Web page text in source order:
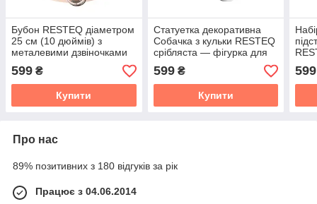
Бубон RESTEQ діаметром
25 см (10 дюймів) з
металевими дзвіночками
— ударний музичний
інструмент для музикантів,
оркестру, ансамблю
599 ₴
Купити
Статуетка декоративна
Собачка з кульки RESTEQ
срібляста — фігурка для
інтер'єру Balloon Dog у
стилі Джеффа Кунса,
10×10×4 см
599₴
Купити
12
599
Про нас
89% позитивних з 180 відгуків за рік
Працює з 04.06.2014